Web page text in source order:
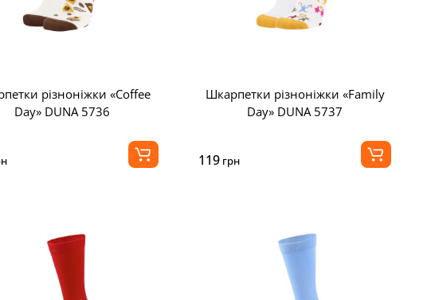
різноніжки «Coffee
Day» DUNA 5736
Шкарпетки різноніжки «Family
Day» DUNA 5737
119грн